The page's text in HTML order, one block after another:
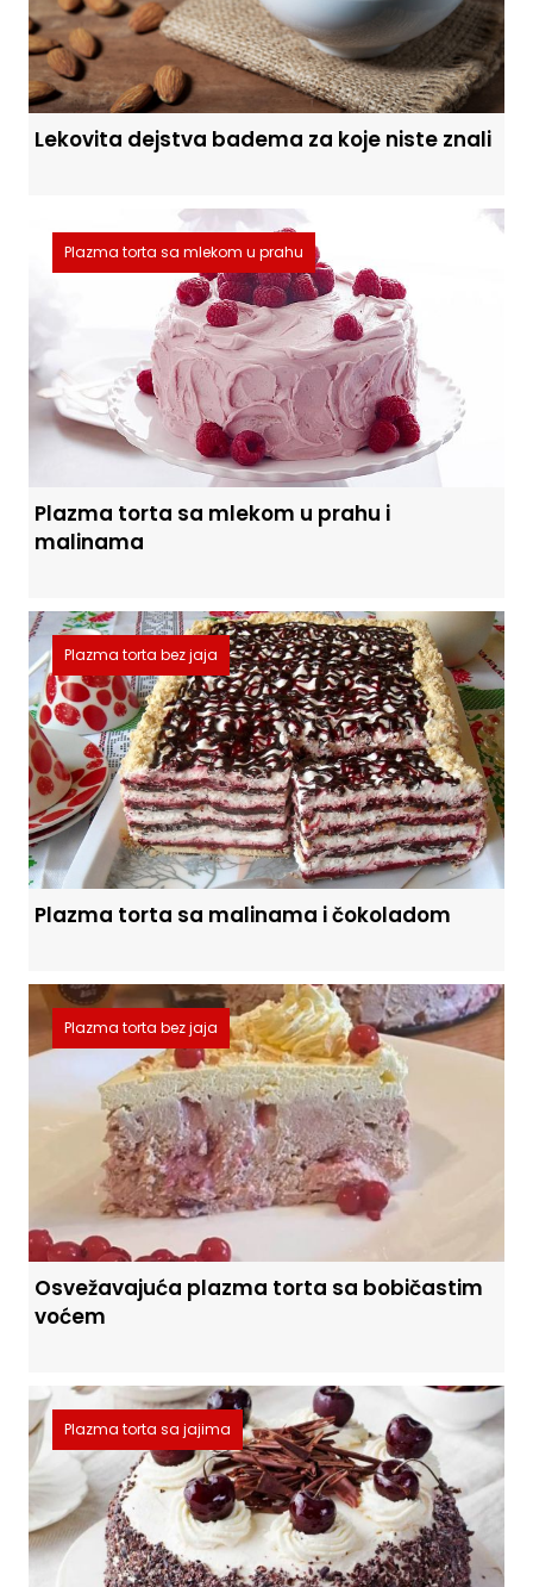
Lekovita dejstva badema za koje niste znali
Plazma torta sa mlekom u prahu
Plazma torta sa mlekom u prahu i
malinama
Plazma torta bez jaja
Plazma torta sa malinama i čokoladom
Plazma torta bez jaja
Osvežavajuća plazma torta sa bobičastim
voćem
Plazma torta sa jajima